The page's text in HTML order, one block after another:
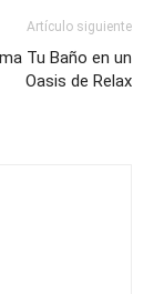
Artículo siguiente
Tu Baño en un
Oasis de Relax